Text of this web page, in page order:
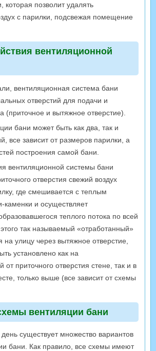
которая позволит удалять
с парилки, подсвежая помещение
вентиляционной
вентиляционная система бани
отверстий для подачи и
(приточное и вытяжное отверстие).
бани может быть как два, так и
все зависит от размеров парилки, а
построения самой бани.
вентиляционной системы бани
отверстия свежий воздух
где смешивается с теплым
каменки и осуществляет
теплого потока по всей
так называемый «отработанный»
на улицу через вытяжное отверстие,
установлено как на
от приточного отверстия стене, так и в
только выше (все зависит от схемы
вентиляции бани
существует множество вариантов
бани. Как правило, все схемы имеют